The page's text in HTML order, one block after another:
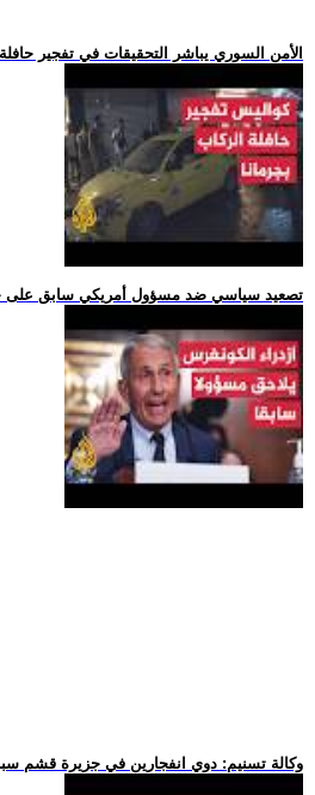
.. الأمن السوري يباشر التحقيقات في تفجير
.. تصعيد سياسي ضد مسؤول أمريكي سابق على
.. وكالة تسنيم: دوي انفجارين في جزيرة قشم